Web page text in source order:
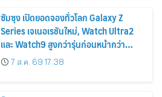
ซัมซุง เปิดยอดจองทั่วโลก Galaxy Z
Series เจเนอเรชันใหม่, Watch Ultra2
และ Watch9 สูงกว่ารุ่นก่อนหน้ากว่า
30%7 ส.ค. 69 17:38